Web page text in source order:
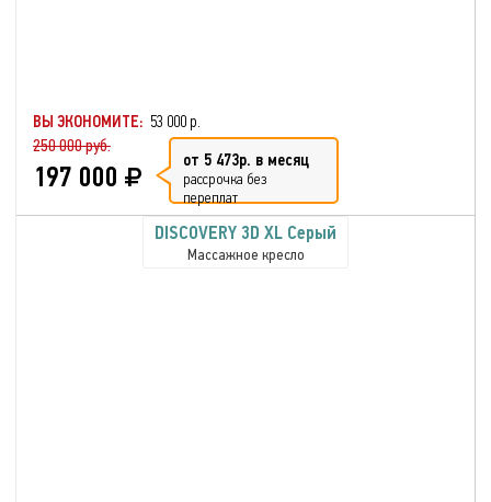
ВЫ ЭКОНОМИТЕ: 53 000 р.
250 000 руб.
197 000 от 5 473р. в месяц
рассрочка без
переплат
DISCOVERY 3D XL Серый
Массажное кресло